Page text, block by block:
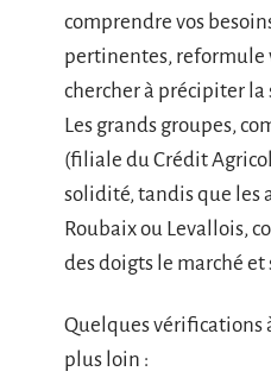
comprendre vos
pertinentes, reformule
chercher à précipiter la
Les grands groupes,
(filiale du Crédit
solidité, tandis que les
Roubaix ou Levallois,
des doigts le marché et
Quelques vérifications
plus loin :